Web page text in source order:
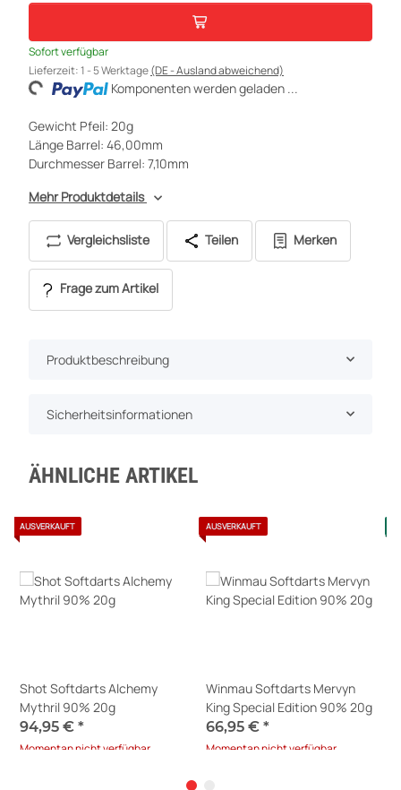
Sofort verfügbar
Lieferzeit:1 - 5 Werktage(DE - Ausland abweichend)
Komponenten werden geladen ...
Gewicht Pfeil: 20g
Länge Barrel: 46,00mm
Durchmesser Barrel: 7,10mm
Mehr Produktdetails
Vergleichsliste Teilen Merken
Frage zum Artikel
Produktbeschreibung
Sicherheitsinformationen
ÄHNLICHE ARTIKEL
AUSVERKAUFT
Shot Softdarts Alchemy
Mythril 90% 20g
94,95 € *
Momentan nicht verfügbar
AUSVERKAUFT
Winmau Softdarts Mervyn
King Special Edition 90% 20g
66,95 € *
Momentan nicht verfügbar